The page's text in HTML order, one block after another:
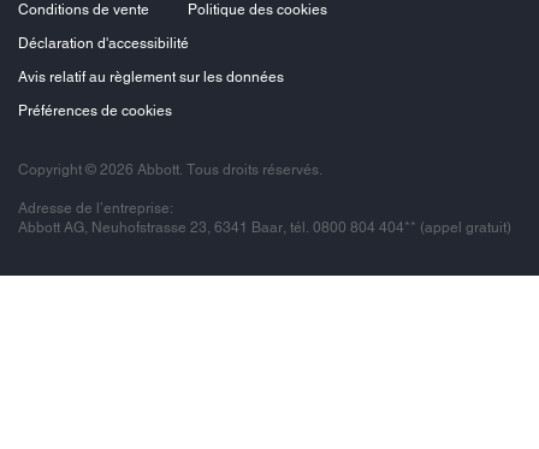
Conditions de vente
Politique des cookies
Déclaration d'accessibilité
Avis relatif au règlement sur les données
Préférences de cookies
Copyright © 2026 Abbott. Tous droits réservés.
Adresse de l’entreprise:
Abbott AG, Neuhofstrasse 23, 6341 Baar, tél. 0800 804 404** (appel gratuit)